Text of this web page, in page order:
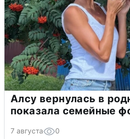
Алсу вернулась в
показала семейные
7 августа 0